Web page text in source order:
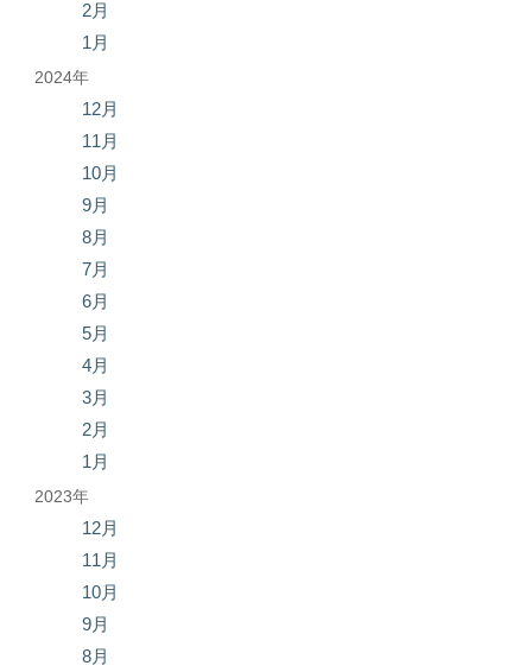
2月
1月
2024年
12月
11月
10月
9月
8月
7月
6月
5月
4月
3月
2月
1月
2023年
12月
11月
10月
9月
8月